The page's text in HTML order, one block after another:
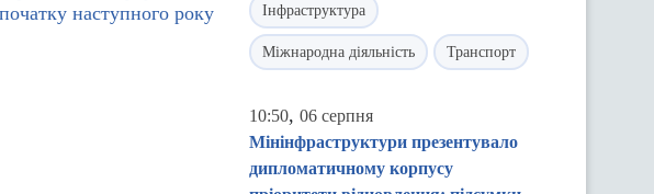
початку наступного року
Інфраструктура
Міжнародна діяльність Транспорт
10:50, 06 серпня
Мінінфраструктури презентувало
дипломатичному корпусу